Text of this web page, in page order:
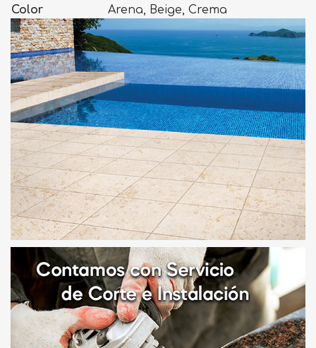
Color
Arena, Beige, Crema